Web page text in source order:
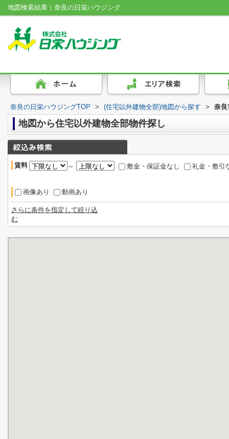
地図検索結果｜奈良の日栄ハウジング
奈良の日栄ハウジングTOP > (住宅以外建物全部)地図から探す > 奈良
地図から住宅以外建物全部物件探し
賃料 ～ 敷金・保証金なし 礼金・敷引
画像あり 動画あり
さらに条件を指定して絞り込
む